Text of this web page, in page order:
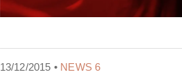
13/12/2015 • NEWS 6